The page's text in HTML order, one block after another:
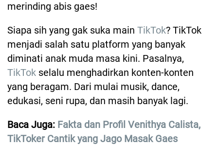
merinding abis gaes!
Siapa sih yang gak suka main TikTok? TikTok
menjadi salah satu platform yang banyak
diminati anak muda masa kini. Pasalnya,
TikTok selalu menghadirkan konten-konten
yang beragam. Dari mulai musik, dance,
edukasi, seni rupa, dan masih banyak lagi.
Baca Juga: Fakta dan Profil Venithya Calista,
TikToker Cantik yang Jago Masak Gaes